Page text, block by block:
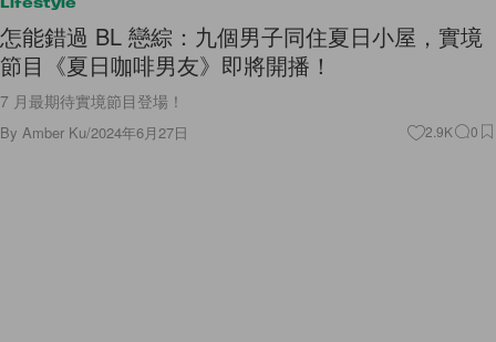
怎能錯過 BL 戀綜：九個男子同住夏日小屋，實境
節目《夏日咖啡男友》即將開播！
7 月最期待實境節目登場！
By Amber Ku/2024年6月27日 2.9K 0